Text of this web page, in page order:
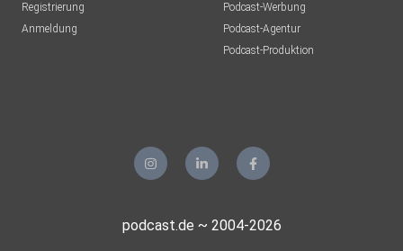
Registrierung
Anmeldung
Podcast-Werbung
Podcast-Agentur
Podcast-Produktion
podcast.de ~ 2004-2026